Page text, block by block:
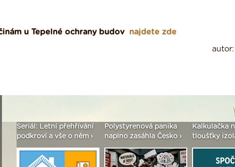
u Tepelné ochrany budov najdete zde
Seriál: Letní přehřívání
podkroví a vše o něm ›
Polystyrenová panika
naplno zasáhla Česko ›
Kalkulačka
tloušťky